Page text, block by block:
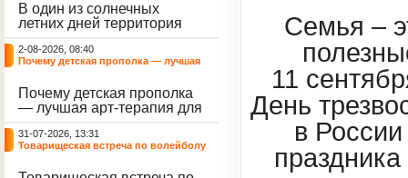
духотища не испортили
нам игровую программу
под названием «Лето.
Солнце. Жара», а
наоборот стали
источником для отличного
настроения.
В один из солнечных
летних дней территория
нашего Центра
превратилась в настоящую
картинную галерею под
Воспитанники с азартом
взялись за цветные мелки,
чтобы подарить
асфальтированным
дорожкам яркие краски
лета.
2-08-2026, 08:40
Почему детская прополка — лучшая
Почему детская прополка
— лучшая арт-терапия для
воспитателя?
31-07-2026, 13:31
Товарищеская встреча по волейболу
Семья –
11
День
в